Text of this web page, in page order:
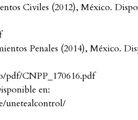
Civiles (2012), México.
Penales (2014), México.
pdf/CNPP_170616.pdf
en:
unetealcontrol/